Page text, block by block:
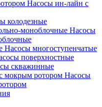
Насосы ин-лайн с
колодезные
Насосы
Насосы многоступенчатые
поверхностные
скважинные
Насосы